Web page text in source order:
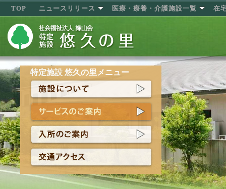
特定施設 悠久の里メニュー
TOP ニュースリリース 医療・療養・介護施設一覧 在